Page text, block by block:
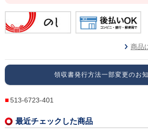
商品
領収書発行方法一部変更のお
513-6723-401
最近チェックした商品